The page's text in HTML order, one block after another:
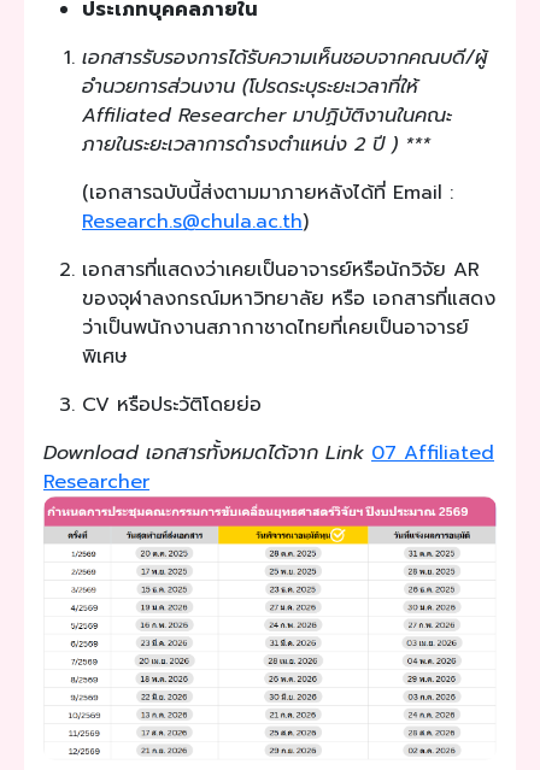
ประเภทบุคคลภายใน
เอกสารรับรองการได้รับความเห็นชอบจากคณบดี/ผู้
อำนวยการส่วนงาน (โปรดระบุระยะเวลาที่ให้
Affiliated Researcher มาปฏิบัติงานในคณะ
ภายในระยะเวลาการดำรงตำแหน่ง 2 ปี ) ***
(เอกสารฉบับนี้ส่งตามมาภายหลังได้ที่ Email :
Research.s@chula.ac.th)
เอกสารที่แสดงว่าเคยเป็นอาจารย์หรือนักวิจัย AR
ของจุฬาลงกรณ์มหาวิทยาลัย หรือ เอกสารที่แสดง
ว่าเป็นพนักงานสภากาชาดไทยที่เคยเป็นอาจารย์
พิเศษ
CV หรือประวัติโดยย่อ
Download เอกสารทั้งหมดได้จาก Link 07 Affiliated
Researcher